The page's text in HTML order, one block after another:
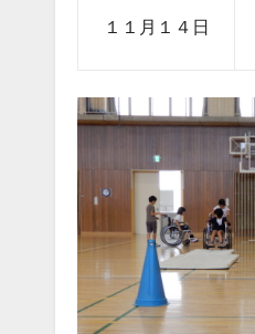
１１月１４日